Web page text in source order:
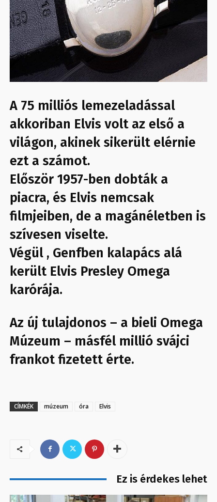
A 75 milliós lemezeladással
akkoriban Elvis volt az első a
világon, akinek sikerült elérnie
ezt a számot.
Először 1957-ben dobták a
piacra, és Elvis nemcsak
filmjeiben, de a magánéletben is
szívesen viselte.
Végül , Genfben kalapács alá
került Elvis Presley Omega
karórája.
Az új tulajdonos – a bieli Omega
Múzeum – másfél millió svájci
frankot fizetett érte.
CÍMKÉK múzeum óra Elvis
Ez is érdekes lehet